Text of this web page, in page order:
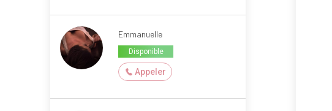
Emmanuelle
Disponible
Appeler